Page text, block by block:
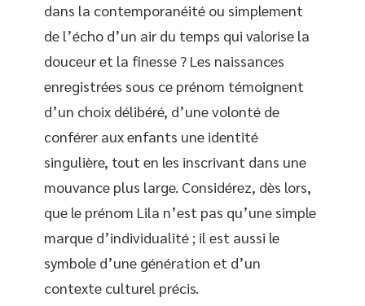
dans la contemporanéité ou simplement
de l’écho d’un air du temps qui valorise la
douceur et la finesse ? Les naissances
enregistrées sous ce prénom témoignent
d’un choix délibéré, d’une volonté de
conférer aux enfants une identité
singulière, tout en les inscrivant dans une
mouvance plus large. Considérez, dès lors,
que le prénom Lila n’est pas qu’une simple
marque d’individualité ; il est aussi le
symbole d’une génération et d’un
contexte culturel précis.